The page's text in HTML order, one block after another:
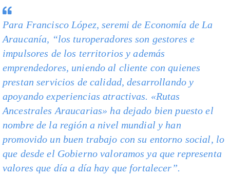
Para Francisco López, seremi de Economía de La
Araucanía, “los turoperadores son gestores e
impulsores de los territorios y además
emprendedores, uniendo al cliente con quienes
prestan servicios de calidad, desarrollando y
apoyando experiencias atractivas. «Rutas
Ancestrales Araucarias» ha dejado bien puesto el
nombre de la región a nivel mundial y han
promovido un buen trabajo con su entorno social, lo
que desde el Gobierno valoramos ya que representa
valores que día a día hay que fortalecer”.